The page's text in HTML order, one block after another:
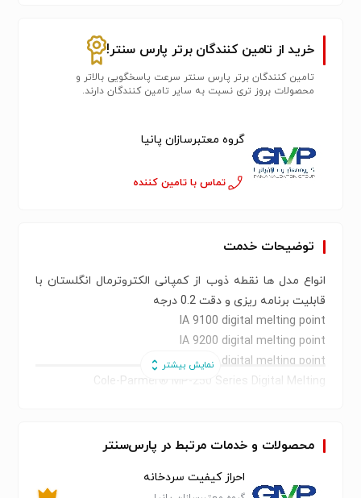
خرید از تامین کنندگان برتر پارس سنتر!
تامین کنندگان برتر پارس سنتر سرعت پاسخگویی بالاتر و
محصولات بروز تری نسبت به سایر تامین کنندگان دارند.
گروه معتبرسازان پانیا
تماس با تامین کننده
توضیحات خدمت
انواع مدل ها نقطه ذوب از کمپانی الکتروترمال انگلستان با
قابلیت برنامه ریزی و دقت 0.2 درجه
IA 9100 digital melting point
IA 9200 digital melting point
IA 9300 digital melting point
Cole-Parmer® MP-250 Series Digital Melting
Point Apparatus
400, and MP-800 Series Melting Point Apparatuses
محصولات و خدمات مرتبط در پارس‌سنتر
احراز کیفیت سردخانه